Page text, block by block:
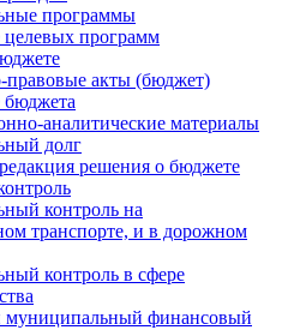
программы
программ
акты (бюджет)
аналитические материалы
долг
решения о бюджете
контроль на
транспорте, и в дорожном
контроль в сфере
муниципальный финансовый